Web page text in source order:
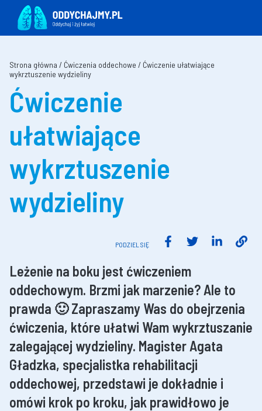
Strona główna / Ćwiczenia oddechowe / Ćwiczenie ułatwiające
wykrztuszenie wydzieliny
Ćwiczenie
ułatwiające
wykrztuszenie
wydzieliny
PODZIEL SIĘ
Leżenie na boku jest ćwiczeniem
oddechowym. Brzmi jak marzenie? Ale to
prawda 🙂 Zapraszamy Was do obejrzenia
ćwiczenia, które ułatwi Wam wykrztuszanie
zalegającej wydzieliny. Magister Agata
Gładzka, specjalistka rehabilitacji
oddechowej, przedstawi je dokładnie i
omówi krok po kroku, jak prawidłowo je